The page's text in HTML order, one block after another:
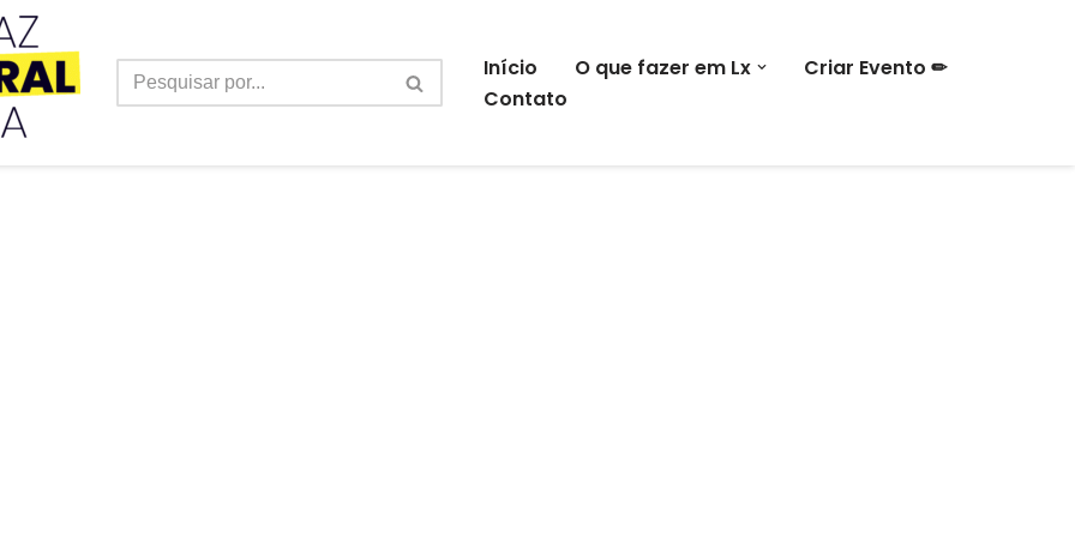
Início O que fazer em Lx
Criar Evento ✏
Contato